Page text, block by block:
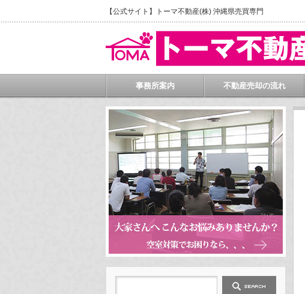
【公式サイト】トーマ不動産(株) 沖縄県売買専門
事務所案内 不動産売却の流れ